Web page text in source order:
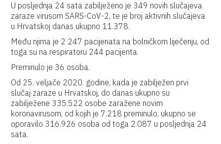
U posljednja 24 sata zabilježeno je 349 novih slučajeva
zaraze virusom SARS-CoV-2, te je broj aktivnih slučajeva
u Hrvatskoj danas ukupno 11.378.
Među njima je 2 247 pacijenata na bolničkom liječenju, od
toga su na respiratoru 244 pacijenta.
Preminulo je 36 osoba.
Od 25. veljače 2020. godine, kada je zabilježen prvi
slučaj zaraze u Hrvatskoj, do danas ukupno su
zabilježene 335.522 osobe zaražene novim
koronavirusom, od kojih je 7.218 preminulo, ukupno se
oporavilo 316.926 osoba od toga 2.087 u posljednja 24
sata.